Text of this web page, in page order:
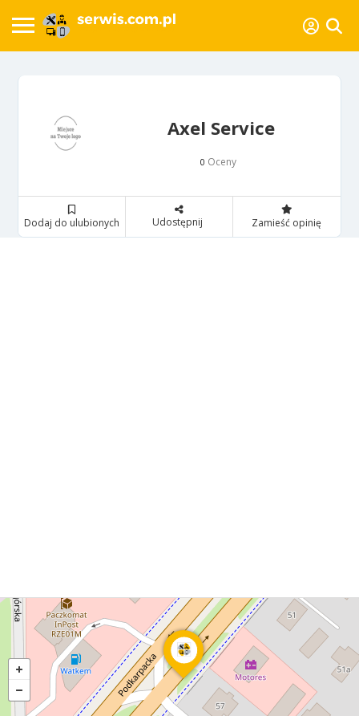
Axel Service
0 Oceny
Dodaj do ulubionych Udostępnij Zamieść opinię